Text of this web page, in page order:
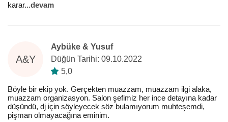
karar...devam
A&Y
Aybüke & Yusuf
Düğün Tarihi: 09.10.2022
5,0
Böyle bir ekip yok. Gerçekten muazzam, muazzam ilgi alaka,
muazzam organizasyon. Salon şefimiz her ince detayına kadar
düşündü, dj için söyleyecek söz bulamıyorum muhteşemdi,
pişman olmayacağına eminim.